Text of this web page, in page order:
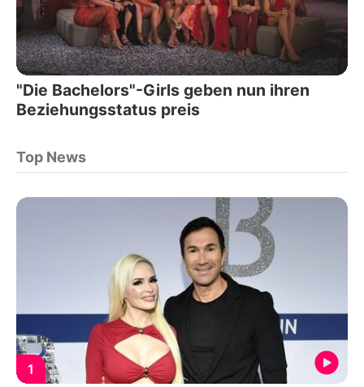
"Die Bachelors"-Girls geben nun ihren
Beziehungsstatus preis
Top News
1